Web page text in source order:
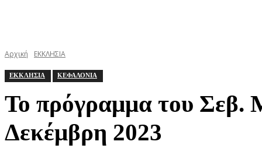
Αρχική ΕΚΚΛΗΣΙΑ
ΕΚΚΛΗΣΙΑ ΚΕΦΑΛΟΝΙΑ
Το πρόγραμμα του Σεβ.
Δεκέμβρη 2023